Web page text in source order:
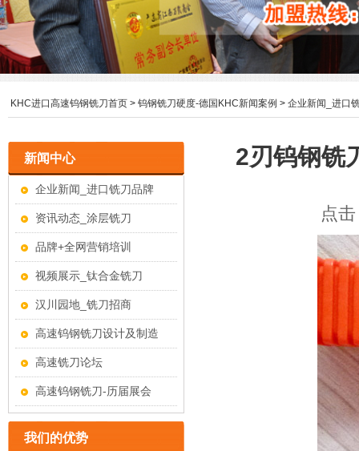
KHC进口高速钨钢铣刀首页 > 钨钢铣刀硬度-德国KHC新闻案例 > 企业新闻_进口
2刃钨钢铣
点
新闻中心
企业新闻_进口铣刀品牌
资讯动态_涂层铣刀
品牌+全网营销培训
视频展示_钛合金铣刀
汉川园地_铣刀招商
高速钨钢铣刀设计及制造
高速铣刀论坛
高速钨钢铣刀-历届展会
我们的优势